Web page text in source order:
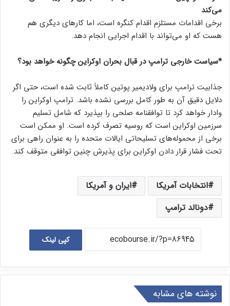
می‌کند
برخی اقدامات مستلزم اقدام کنگره است، اما کار‌های دیگری هم
هست که او می‌تواند با اقدام اجرایی انجام دهد.
*سیاست خارجی ترامپ در قبال بحران اوکراین چگونه خواهد بود؟
جذابیت ترامپ برای ولادیمیر پوتین کاملاً ثابت شده است، حتی اگر
دلایل دقیق آن به طور کامل بررسی نشده باشد. ترامپ اوکراین را
وادار خواهد کرد تا توافقنامه صلحی را بپذیرد که شامل تسلیم
سرزمین اوکراین است که روسیه تصرف کرده است. او ممکن است
برخی از محموله‌های تسلیحاتی ایالات متحده را به عنوان راهی برای
تحت فشار قرار دادن اوکراین برای پذیرش چنین توافقی متوقف کند.
انتخابات آمریکا
ایران و آمریکا
دونالد ترامپ
کپی لینک
نوشته های مشابه